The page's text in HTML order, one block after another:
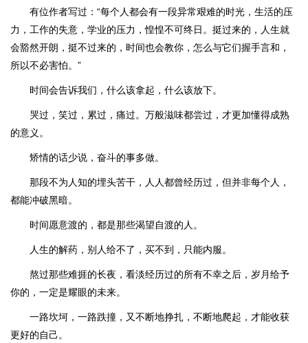
有位作者写过：“每个人都会有一段异常艰难的时光，生活的压
力，工作的失意，学业的压力，惶惶不可终日。挺过来的，人生就
会豁然开朗，挺不过来的，时间也会教你，怎么与它们握手言和，
所以不必害怕。”
时间会告诉我们，什么该拿起，什么该放下。
哭过，笑过，累过，痛过。万般滋味都尝过，才更加懂得成熟
的意义。
矫情的话少说，奋斗的事多做。
那段不为人知的埋头苦干，人人都曾经历过，但并非每个人，
都能冲破黑暗。
时间愿意渡的，都是那些渴望自渡的人。
人生的解药，别人给不了，买不到，只能内服。
熬过那些难捱的长夜，看淡经历过的所有不幸之后，岁月给予
你的，一定是耀眼的未来。
一路坎坷，一路跌撞，又不断地挣扎，不断地爬起，才能收获
更好的自己。